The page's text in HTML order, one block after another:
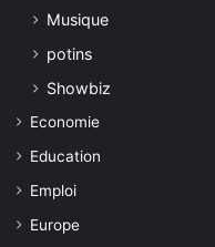
Musique
potins
Showbiz
Economie
Education
Emploi
Europe